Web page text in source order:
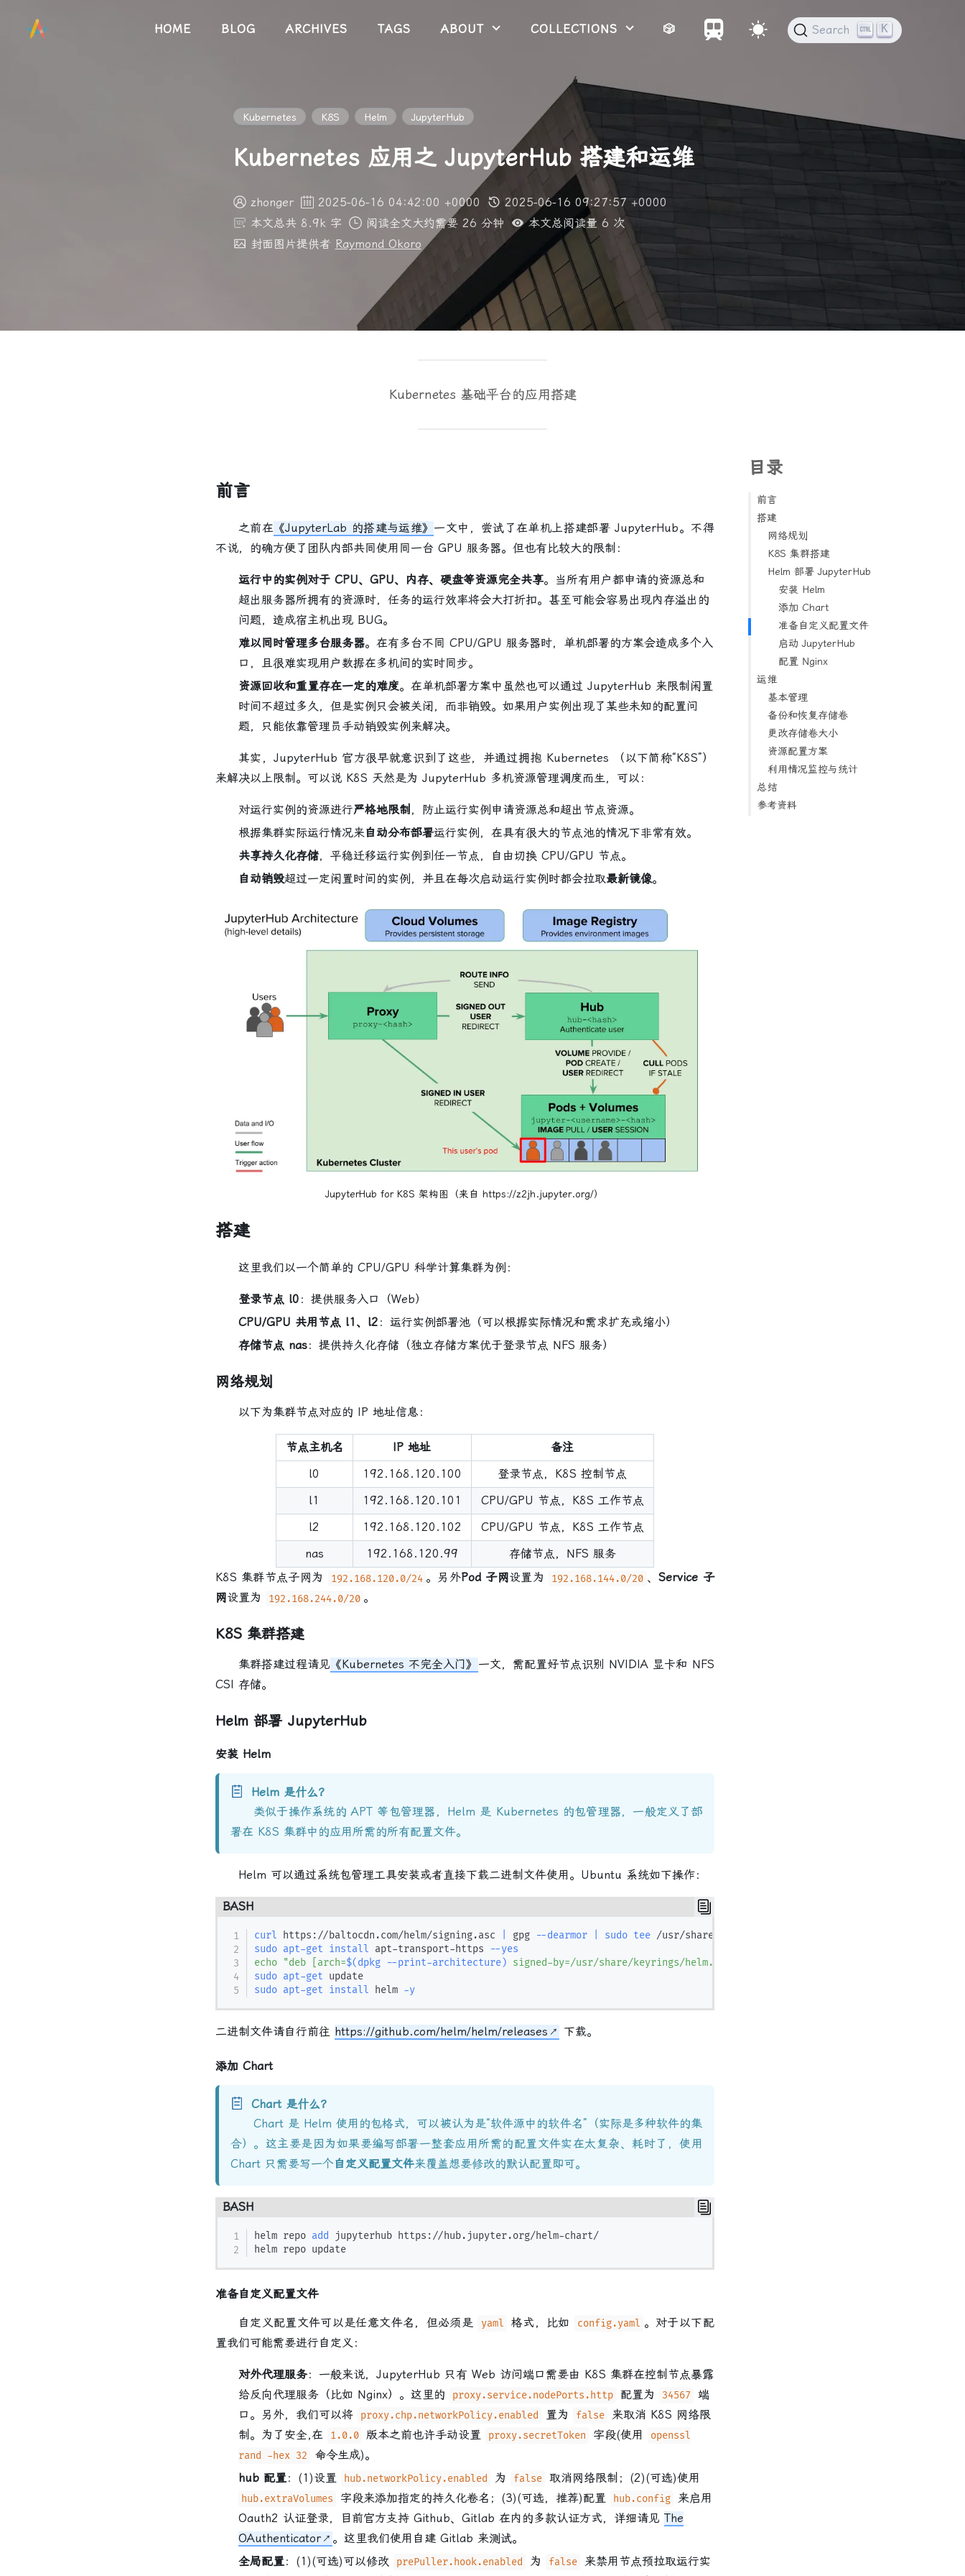
HOME BLOG ARCHIVES TAGS ABOUT COLLECTIONS 🎲 Search K
Kubernetes K8S Helm JupyterHub
Kubernetes 应用之 JupyterHub 搭建和运维
zhonger 2025-06-16 04:42:00 +0000
2025-06-16 09:27:57 +0000
本文总共 8.9k 字
阅读全文大约需要 26 分钟 本文总阅读量 6 次
封面图片提供者 Raymond Okoro
Kubernetes 基础平台的应用搭建
前言
之前在 《JupyterLab 的搭建与运维》 一文中，尝试了在单机上搭建部署 JupyterHub。不得
不说，的确方便了团队内部共同使用同一台 GPU 服务器。但也有比较大的限制：
运行中的实例对于 CPU、GPU、内存、硬盘等资源完全共享。当所有用户都申请的资源总和
超出服务器所拥有的资源时，任务的运行效率将会大打折扣。甚至可能会容易出现內存溢出的
问题，造成宿主机出现 BUG。
难以同时管理多台服务器。在有多台不同 CPU/GPU 服务器时，单机部署的方案会造成多个入
口，且很难实现用户数据在多机间的实时同步。
资源回收和重置存在一定的难度。在单机部署方案中虽然也可以通过 JupyterHub 来限制闲置
时间不超过多久，但是实例只会被关闭，而非销毁。如果用户实例出现了某些未知的配置问
题，只能依靠管理员手动销毁实例来解决。
其实，JupyterHub 官方很早就意识到了这些，并通过拥抱 Kubernetes （以下简称“K8S”）
来解决以上限制。可以说 K8S 天然是为 JupyterHub 多机资源管理调度而生，可以：
对运行实例的资源进行严格地限制 ，防止运行实例申请资源总和超出节点资源。
根据集群实际运行情况来自动分布部署运行实例，在具有很大的节点池的情况下非常有效。
共享持久化存储，平稳迁移运行实例到任一节点，自由切换 CPU/GPU 节点。
自动销毁超过一定闲置时间的实例，并且在每次启动运行实例时都会拉取最新镜像。
JupyterHub for K8S 架构图（来自 https://z2jh.jupyter.org/）
搭建
这里我们以一个简单的 CPU/GPU 科学计算集群为例：
登录节点 l0 ：提供服务入口（Web）
CPU/GPU 共用节点 l1、l2 ：运行实例部署池（可以根据实际情况和需求扩充或缩小）
存储节点 nas：提供持久化存储（独立存储方案优于登录节点 NFS 服务）
网络规划
以下为集群节点对应的 IP 地址信息：
节点主机名 IP 地址
备注
l0
192.168.120.100
登录节点，K8S 控制节点
l1
192.168.120.101
CPU/GPU 节点，K8S 工作节点
l2
192.168.120.102
CPU/GPU 节点，K8S 工作节点
nas
192.168.120.99
存储节点，NFS 服务
K8S 集群节点子网为
192.168.120.0/24 。另外Pod 子网设置为 192.168.144.0/20 、Service 子
网设置为 192.168.244.0/20 。
K8S 集群搭建
集群搭建过程请见 《Kubernetes 不完全入门》 一文，需配置好节点识别 NVIDIA 显卡和 NFS
CSI 存储。
Helm 部署 JupyterHub
安装 Helm
Helm 是什么？
类似于操作系统的 APT 等包管理器，Helm 是 Kubernetes 的包管理器，一般定义了部
署在 K8S 集群中的应用所需的所有配置文件。
Helm 可以通过系统包管理工具安装或者直接下载二进制文件使用。Ubuntu 系统如下操作：
BASH
curl https://baltocdn.com/helm/signing.asc gpg --dearmor sudo tee /usr/share/keyrings/helm.gpg
sudo apt-get install apt-transport-https
--yes
echo "deb [arch=$(dpkg --print-architecture) signed-by=/usr/share/keyrings/helm.gpg] https://baltocdn.com/helm/stable/
sudo apt-get
sudo apt-get install helm -y
二进制文件请自行前往 https://github.com/helm/helm/releases 下载。
添加 Chart
Chart 是什么？
Chart 是 Helm 使用的包格式，可以被认为是“软件源中的软件名”（实际是多种软件的集
合）。这主要是因为如果要编写部署一整套应用所需的配置文件实在太复杂、耗时了，使用
Chart 只需要写一个自定义配置文件来覆盖想要修改的默认配置即可。
BASH
helm repo add
jupyterhub https://hub.jupyter.org/helm-chart/
准备自定义配置文件
自定义配置文件可以是任意文件名，但必须是 yaml 格式，比如 config.yaml 。对于以下配
置我们可能需要进行自定义：
对外代理服务：一般来说，JupyterHub 只有 Web 访问端口需要由 K8S 集群在控制节点暴露
给反向代理服务（比如 Nginx）。这里的
proxy.service.nodePorts.http 配置为 34567
端
口。另外，我们可以将
proxy.chp.networkPolicy.enabled 置为 false
来取消 K8S 网络限
制。为了安全,在
1.0.0 版本之前也许手动设置 proxy.secretToken 字段(使用
openssl
rand -hex 32
命令生成)。
hub 配置：(1)设置 hub.networkPolicy.enabled 为 false 取消网络限制；(2)(可选)使用
hub.extraVolumes 字段来添加指定的持久化卷名；(3)(可选，推荐)配置 hub.config
来启用
Oauth2 认证登录，目前官方支持 Github、Gitlab 在内的多款认证方式，详细请见 The
OAuthenticator
。这里我们使用自建 Gitlab 来测试。
全局配置：(1)(可选)可以修改 prePuller.hook.enabled 为 false
来禁用节点预拉取运行实
目录
前言
搭建
网络规划
K8S 集群搭建
Helm 部署 JupyterHub
安装 Helm
添加 Chart
准备自定义配置文件
启动 JupyterHub
配置 Nginx
运维
基本管理
备份和恢复存储卷
更改存储卷大小
资源配置方案
利用情况监控与统计
总结
参考资料